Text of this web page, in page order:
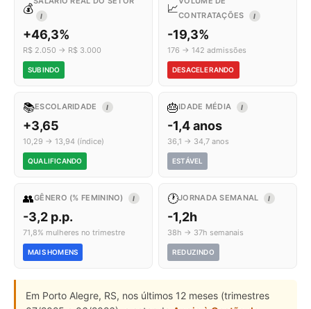
💰
I
+46,3%
R$ 2.050 → R$ 3.000
SUBINDO
📈CONTRATAÇÕES
I
-19,3%
176 → 142 admissões
DESACELERANDO
📚ESCOLARIDADE I
+3,65
10,29 → 13,94 (índice)
QUALIFICANDO
🎂IDADE MÉDIA I
-1,4 anos
36,1 → 34,7 anos
ESTÁVEL
👥GÊNERO (% FEMININO) I
-3,2 p.p.
71,8% mulheres no trimestre
MAIS HOMENS
🕐JORNADA SEMANAL I
-1,2h
38h → 37h semanais
REDUZINDO
Em Porto Alegre, RS, nos últimos 12 meses (trimestres